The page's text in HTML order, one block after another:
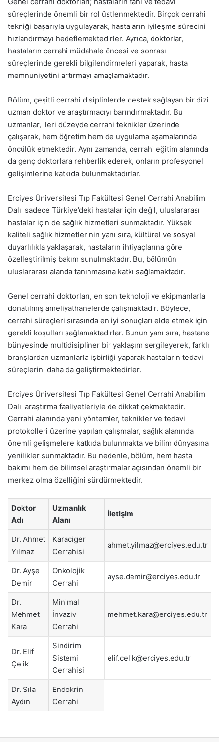
süreçlerinde önemli bir rol üstlenmektedir. Birçok cerrahi
tekniği başarıyla uygulayarak, hastaların iyileşme sürecini
hızlandırmayı hedeflemektedirler. Ayrıca, doktorlar,
hastaların cerrahi müdahale öncesi ve sonrası
süreçlerinde gerekli bilgilendirmeleri yaparak, hasta
memnuniyetini artırmayı amaçlamaktadır.
Bölüm, çeşitli cerrahi disiplinlerde destek sağlayan bir dizi
uzman doktor ve araştırmacıyı barındırmaktadır. Bu
uzmanlar, ileri düzeyde cerrahi teknikler üzerinde
çalışarak, hem öğretim hem de uygulama aşamalarında
öncülük etmektedir. Aynı zamanda, cerrahi eğitim alanında
da genç doktorlara rehberlik ederek, onların profesyonel
gelişimlerine katkıda bulunmaktadırlar.
Erciyes Üniversitesi Tıp Fakültesi Genel Cerrahi Anabilim
Dalı, sadece Türkiye’deki hastalar için değil, uluslararası
hastalar için de sağlık hizmetleri sunmaktadır. Yüksek
kaliteli sağlık hizmetlerinin yanı sıra, kültürel ve sosyal
duyarlılıkla yaklaşarak, hastaların ihtiyaçlarına göre
özelleştirilmiş bakım sunulmaktadır. Bu, bölümün
uluslararası alanda tanınmasına katkı sağlamaktadır.
Genel cerrahi doktorları, en son teknoloji ve ekipmanlarla
donatılmış ameliyathanelerde çalışmaktadır. Böylece,
cerrahi süreçleri sırasında en iyi sonuçları elde etmek için
gerekli koşulları sağlamaktadırlar. Bunun yanı sıra, hastane
bünyesinde multidisipliner bir yaklaşım sergileyerek, farklı
branşlardan uzmanlarla işbirliği yaparak hastaların tedavi
süreçlerini daha da geliştirmektedirler.
Erciyes Üniversitesi Tıp Fakültesi Genel Cerrahi Anabilim
Dalı, araştırma faaliyetleriyle de dikkat çekmektedir.
Cerrahi alanında yeni yöntemler, teknikler ve tedavi
protokolleri üzerine yapılan çalışmalar, sağlık alanında
önemli gelişmelere katkıda bulunmakta ve bilim dünyasına
yenilikler sunmaktadır. Bu nedenle, bölüm, hem hasta
bakımı hem de bilimsel araştırmalar açısından önemli bir
merkez olma özelliğini sürdürmektedir.
Doktor
Adı
Uzmanlık
Alanı
İletişim
Dr. Ahmet
Yılmaz
Karaciğer
Cerrahisi
ahmet.yilmaz@erciyes.edu.tr
Dr. Ayşe
Demir
Onkolojik
Cerrahi
ayse.demir@erciyes.edu.tr
Dr.
Mehmet
Kara
Minimal
İnvaziv
Cerrahi
mehmet.kara@erciyes.edu.tr
Dr. Elif
Çelik
Sindirim
Sistemi
Cerrahisi
elif.celik@erciyes.edu.tr
Dr. Sıla
Aydın
Endokrin
Cerrahi